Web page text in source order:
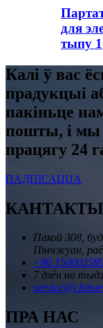
для
тыпу 1
Калі ў вас
прадукцыі
пакіньце
пошты, і мы
працягу 24
ПАДПІСАЦЦА
КАНТАКТЫ
Пакой 308,
Пінчжуан,
+86
7 дзён на
ПРА НАС